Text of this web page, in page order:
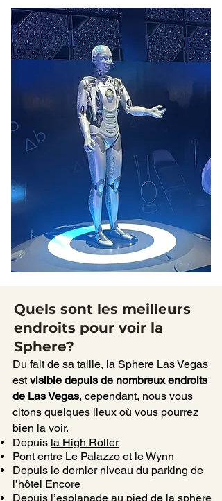
Quels sont les meilleurs
endroits pour voir la
Sphere?
Du fait de sa taille, la Sphere Las Vegas
estvisible depuis de nombreux endroits
de Las Vegas, cependant, nous vous
citons quelques lieux où vous pourrez
bien la voir.
Depuis la High Roller
Pont entre Le Palazzo et le Wynn
Depuis le dernier niveau du parking de
l’hôtel Encore
Depuis l’esplanade au pied de la sphère